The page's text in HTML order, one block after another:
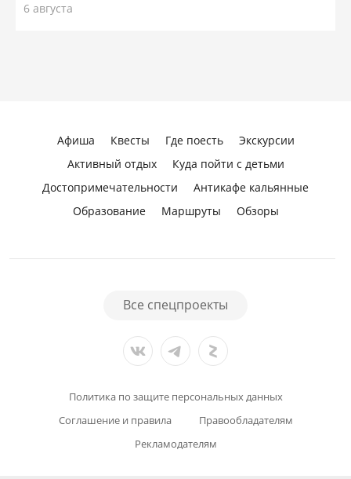
6 августа
Афиша Квесты Где поесть
Экскурсии
Активный отдых
Куда пойти с детьми
Достопримечательности
Антикафе кальянные
Образование
Маршруты Обзоры
Все спецпроекты
Политика по защите персональных данных
Соглашение и правила
Правообладателям
Рекламодателям